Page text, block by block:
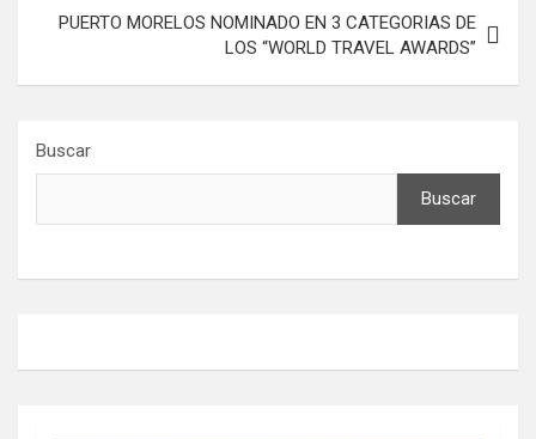
PUERTO MORELOS NOMINADO EN 3 CATEGORIAS DE
LOS “WORLD TRAVEL AWARDS”
Buscar
Buscar